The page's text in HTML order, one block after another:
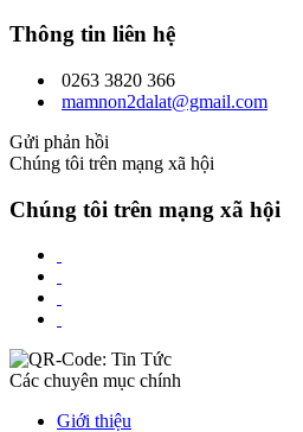
Thông tin liên hệ
0263 3820 366
mamnon2dalat@gmail.com
Gửi phản hồi
Chúng tôi trên mạng xã hội
Chúng tôi trên mạng xã hội
Các chuyên mục chính
Giới thiệu